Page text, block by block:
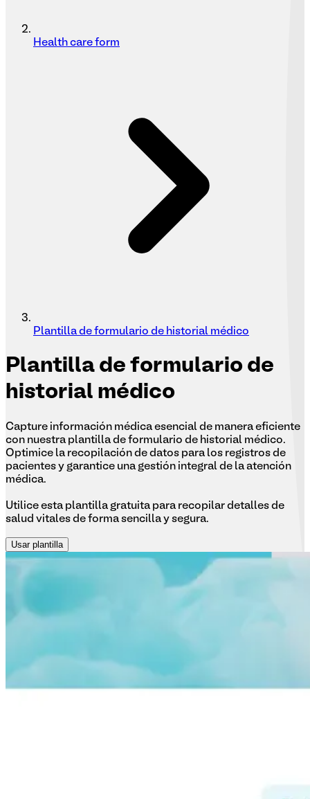
Health care form
Plantilla de formulario de historial médico
Plantilla de formulario de
historial médico
Capture información médica esencial de manera eficiente
con nuestra plantilla de formulario de historial médico.
Optimice la recopilación de datos para los registros de
pacientes y garantice una gestión integral de la atención
médica.
Utilice esta plantilla gratuita para recopilar detalles de
salud vitales de forma sencilla y segura.
Usar plantilla